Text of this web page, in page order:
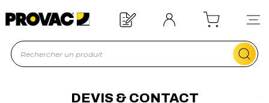
Besoin d'un équipement ?
DEVIS & CONTACT